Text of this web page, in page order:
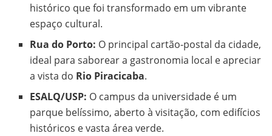
histórico que foi transformado em um vibrante
espaço cultural.
Rua do Porto: O principal cartão-postal da cidade,
ideal para saborear a gastronomia local e apreciar
a vista do Rio Piracicaba.
ESALQ/USP: O campus da universidade é um
parque belíssimo, aberto à visitação, com edifícios
históricos e vasta área verde.